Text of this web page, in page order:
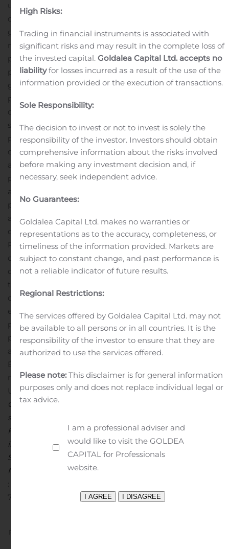
une société biopharmaceutique de stade clinique qui
développe des thérapies innovantes basées sur les
globules rouges pour lutter contre des cancers et des
maladies orphelines. En s’appuyant sur sa plateforme
propriétaire ERYCAPS®, une nouvelle technologie
permettant l’encapsulation de médicaments dans les
globules rouges, ERYTECH développe un portefeuille de
produits candidats ciblant des marchés avec
d’importants besoins médicaux non satisfaits.
se concentre principalement sur le développement de
produits ciblant les perturbations métaboliques des
cellules cancéreuses, afin de les priver des acides
aminés nécessaires à leur croissance et leur survie.
produit phare de la Société, eryaspase, constitué de L-
asparaginase encapsulée dans des globules rouges
provenant de donneurs, s’attaque au métabolisme
altéré de l’asparagine et de la glutamine des cellules
cancéreuses. Eryaspase est en cours d’étude clinique de
Phase 3 dans le traitement de seconde ligne du cancer
du pancréas, et en cours d’étude clinique de Phase 2
dans le traitement de première ligne du cancer du sein
triple négatif. Une étude de phase 2 parrainée par des
chercheurs sur la leucémie lymphoblastique aiguë est
en cours dans les pays nordiques d’Europe. ERYTECH
produit ses produits candidats pour le traitement des
patients en Europe sur son site de production conforme
aux BPF à Lyon en France, et pour les patients aux
États-Unis sur son site de production conforme aux BPF
récemment ouvert dans le New Jersey aux États-
Unis.ERYTECH est coté en bourse sur le marché Nasdaq
Global Select Market aux États-Unis (symbole : ERYP) et
sur le marché réglementé Euronext à Paris (code ISIN :
FR0011471135 ; symbole : ERYP). ERYTECH fait partie des
indices CAC Healthcare, CAC Pharma & Bio, CAC Mid &
Small, CAC All Tradable, EnterNext PEA-PME 150 et
Next Biotech.
CONTACTS
: http://ml.globenewswire.com/Resource/Download/
772c-418f-97b2-ec61eee64a0e
Previous
High Risks:
Trading in financial instruments is associated with
significant risks and may result in the complete loss of
the invested capital.Goldalea Capital Ltd. accepts no
liabilityfor losses incurred as a result of the use of the
information provided or the execution of transactions.
Sole Responsibility:
The decision to invest or not to invest is solely the
responsibility of the investor. Investors should obtain
comprehensive information about the risks involved
before making any investment decision and, if
necessary, seek independent advice.
No Guarantees:
Goldalea Capital Ltd. makes no warranties or
representations as to the accuracy, completeness, or
timeliness of the information provided. Markets are
subject to constant change, and past performance is
not a reliable indicator of future results.
Regional Restrictions:
The services offered by Goldalea Capital Ltd. may not
be available to all persons or in all countries. It is the
responsibility of the investor to ensure that they are
authorized to use the services offered.
Please note:This disclaimer is for general information
purposes only and does not replace individual legal or
tax advice.
I am a professional adviser and
would like to visit the GOLDEA
CAPITAL for Professionals
website.